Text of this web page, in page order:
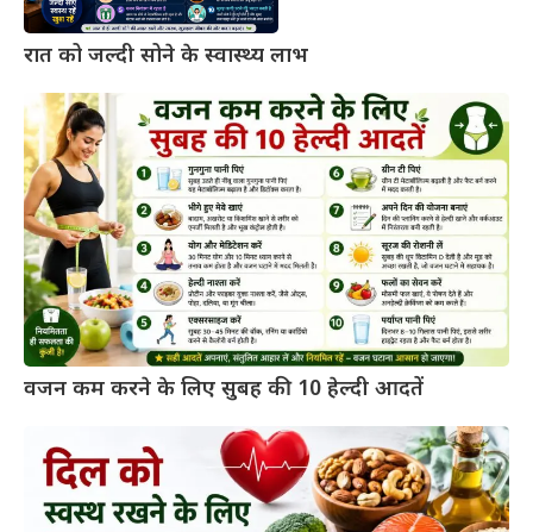
रात को जल्दी सोने के स्वास्थ्य लाभ
वजन कम करने के लिए सुबह की 10 हेल्दी आदतें